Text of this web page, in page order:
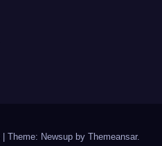
Theme: Newsup by Themeansar.